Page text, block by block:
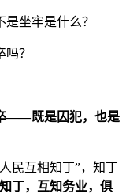
坐牢是什么？
？
——既是囚犯，也是
民互相知丁”，知丁
丁，互知务业，俱